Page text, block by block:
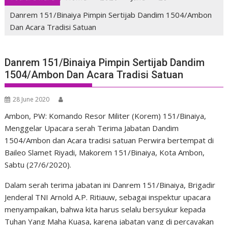
Danrem 151/Binaiya Pimpin Sertijab Dandim 1504/Ambon
Dan Acara Tradisi Satuan
Danrem 151/Binaiya Pimpin Sertijab Dandim
1504/Ambon Dan Acara Tradisi Satuan
28 June 2020
Ambon, PW: Komando Resor Militer (Korem) 151/Binaiya,
Menggelar Upacara serah Terima Jabatan Dandim
1504/Ambon dan Acara tradisi satuan Perwira bertempat di
Baileo Slamet Riyadi, Makorem 151/Binaiya, Kota Ambon,
Sabtu (27/6/2020).
Dalam serah terima jabatan ini Danrem 151/Binaiya, Brigadir
Jenderal TNI Arnold A.P. Ritiauw, sebagai inspektur upacara
menyampaikan, bahwa kita harus selalu bersyukur kepada
Tuhan Yang Maha Kuasa, karena jabatan yang di percayakan